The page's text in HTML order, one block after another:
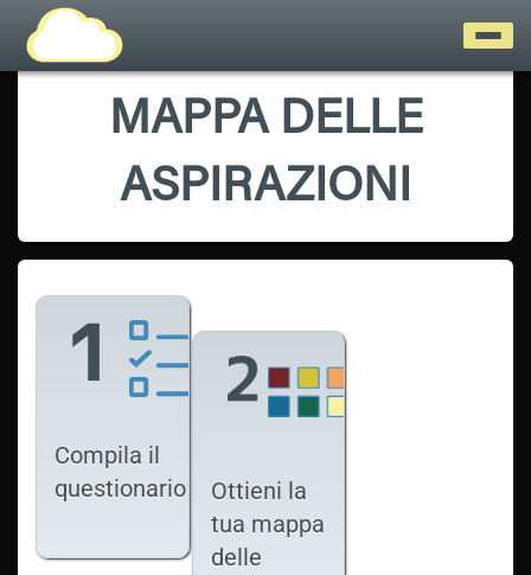
MAPPA DELLE
ASPIRAZIONI
Compila il
questionario
Ottieni la
tua mappa
delle